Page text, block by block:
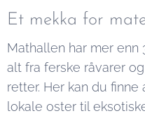
Et mekka for
Mathallen har mer
alt fra ferske råvarer
retter. Her kan du
lokale oster til